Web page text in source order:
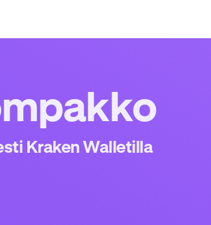
Kraken Walletilla